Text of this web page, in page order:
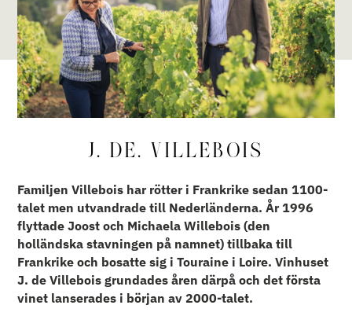
J. DE. VILLEBOIS
Familjen Villebois har rötter i Frankrike sedan 1100-
talet men utvandrade till Nederländerna. År 1996
flyttade Joost och Michaela Willebois (den
holländska stavningen på namnet) tillbaka till
Frankrike och bosatte sig i Touraine i Loire. Vinhuset
J. de Villebois grundades åren därpå och det första
vinet lanserades i början av 2000-talet.